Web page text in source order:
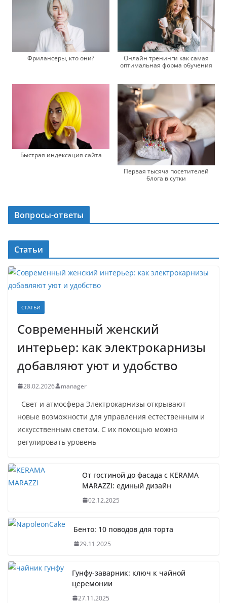
Фрилансеры, кто они?
Онлайн тренинги как самая
оптимальная форма обучения
Быстрая индексация сайта
Первая тысяча посетителей
блога в сутки
Вопросы-ответы
Статьи
СТАТЬИ
Современный женский
интерьер: как электрокарнизы
добавляют уют и удобство
28.02.2026 manager
Свет и атмосфера Электрокарнизы открывают
новые возможности для управления естественным и
искусственным светом. С их помощью можно
регулировать уровень
От гостиной до фасада с KERAMA
MARAZZI: единый дизайн
02.12.2025
Бенто: 10 поводов для торта
29.11.2025
Гунфу-заварник: ключ к чайной
церемонии
27.11.2025